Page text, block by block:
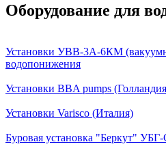
Оборудование для
Установки УВВ-3А-6КМ
водопонижения
Установки BBA pumps
Установки Varisco (Италия)
Буровая установка "Беркут"